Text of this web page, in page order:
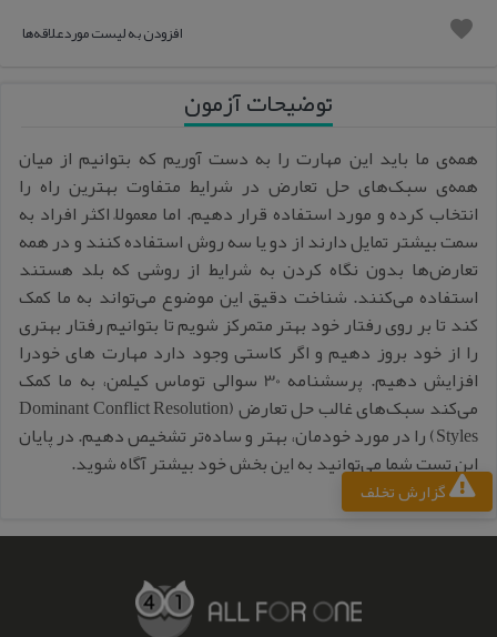
favorite افزودن به لیست مورد‌علاقه‌ها
توضیحات آزمون
همه‌ی ما باید این مهارت را به دست آوریم که بتوانیم از میان
همه‌ی سبک‌های حل تعارض در شرایط متفاوت بهترین راه را
انتخاب کرده و مورد استفاده قرار دهیم. اما معمولاً اکثر افراد به
سمت بیشتر تمایل دارند از دو یا سه روش استفاده کنند و در همه
تعارض‌ها بدون نگاه کردن به شرایط از روشی که بلد هستند
استفاده می‌کنند. شناخت دقیق این موضوع می‌تواند به ما کمک
کند تا بر روی رفتار خود بهتر متمرکز شویم تا بتوانیم رفتار بهتری
را از خود بروز دهیم و اگر کاستی وجود دارد مهارت های خودرا
افزایش دهیم. پرسشنامه 30 سوالی توماس کیلمن، به ما کمک
می‌کند سبک‌های غالب حل تعارض (Dominant Conflict Resolution
Styles) را در مورد خودمان، بهتر و ساده‌تر تشخیص دهیم. در پایان
این تست شما می‌توانید به این بخش خود بیشتر آگاه شوید.